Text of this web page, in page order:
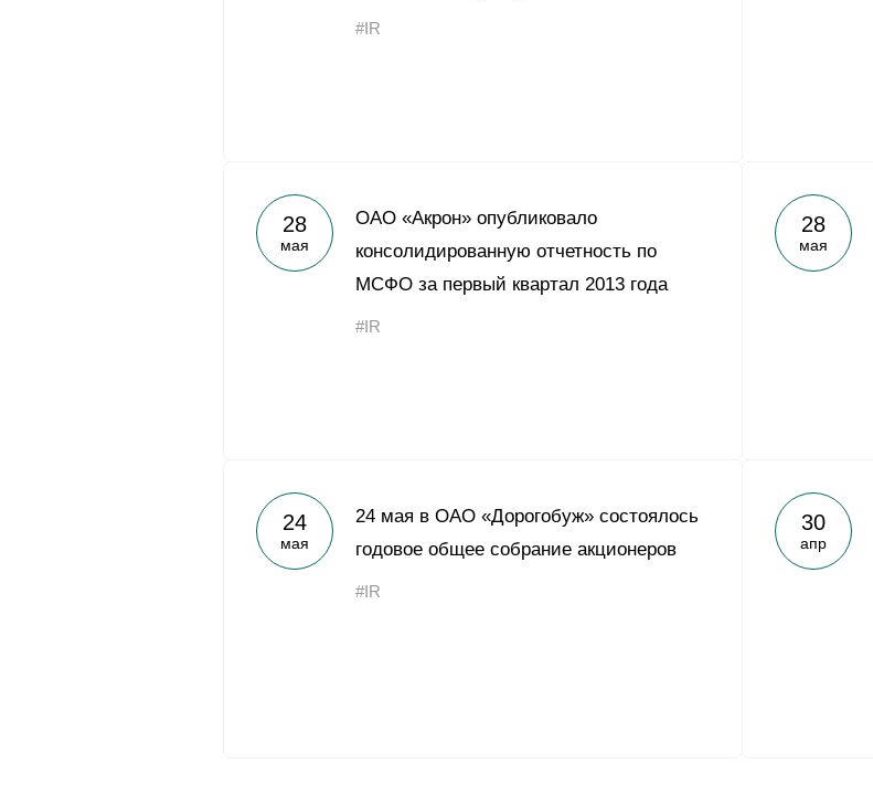
#IR
28
мая
ОАО «Акрон» опубликовало
консолидированную отчетность по
МСФО за первый квартал 2013 года
#IR
28
мая
24
мая
24 мая в ОАО «Дорогобуж» состоялось
годовое общее собрание акционеров
#IR
30
апр